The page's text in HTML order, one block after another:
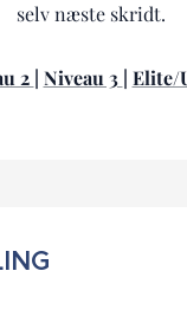
selv næste skridt.
2 | Niveau 3 | Elite/